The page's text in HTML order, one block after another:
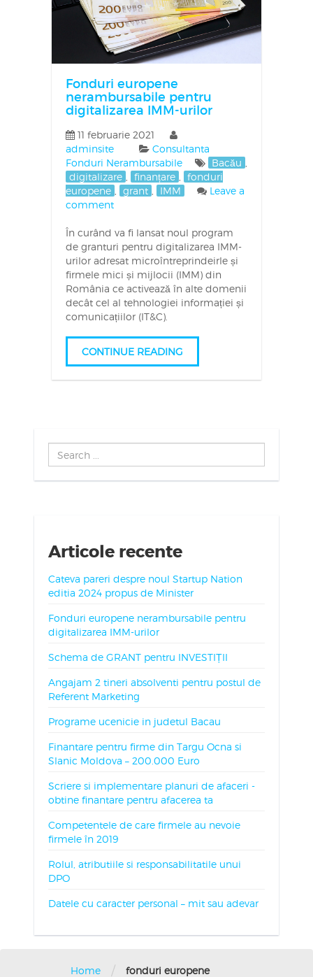
Fonduri europene
nerambursabile pentru
digitalizarea IMM-urilor
11 februarie 2021
adminsite
Consultanta
Fonduri Nerambursabile
Bacău
digitalizare
finanțare
fonduri
europene
grant IMM
Leave a
comment
În curând va fi lansat noul program
de granturi pentru digitalizarea IMM-
urilor adresat microîntreprindeirle și
firmele mici și mijlocii (IMM) din
România ce activează în alte domenii
decât cel al tehnologiei informației și
comunicațiilor (IT&C).
CONTINUE READING
Search
...
Articole recente
Cateva pareri despre noul Startup Nation
editia 2024 propus de Minister
Fonduri europene nerambursabile pentru
digitalizarea IMM-urilor
Schema de GRANT pentru INVESTIȚII
Angajam 2 tineri absolventi pentru postul de
Referent Marketing
Programe ucenicie in judetul Bacau
Finantare pentru firme din Targu Ocna si
Slanic Moldova – 200.000 Euro
Scriere si implementare planuri de afaceri -
obtine finantare pentru afacerea ta
Competentele de care firmele au nevoie
firmele în 2019
Rolul, atributiile si responsabilitatile unui
DPO
Datele cu caracter personal – mit sau adevar
Home / fonduri europene